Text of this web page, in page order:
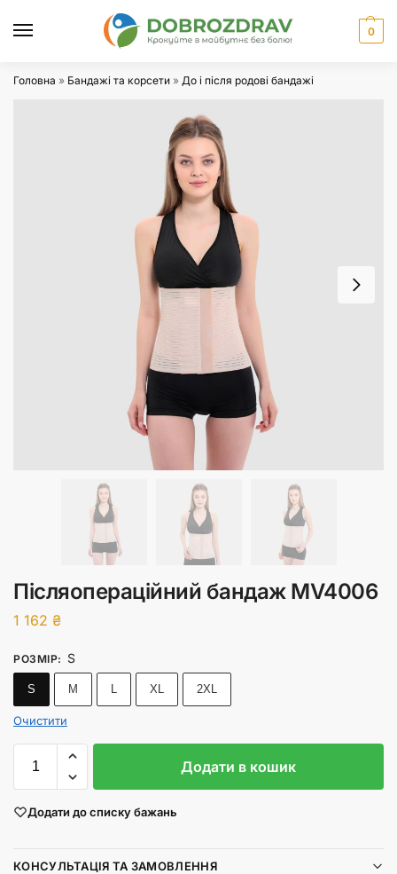
0
Головна » Бандажі та корсети » До і після родові бандажі
Післяопераційний бандаж MV4006
1 162 ₴
РОЗМІР: S
S M L XL 2XL
Очистити
Додати в кошик
Додати до списку бажань
КОНСУЛЬТАЦІЯ ТА ЗАМОВЛЕННЯ